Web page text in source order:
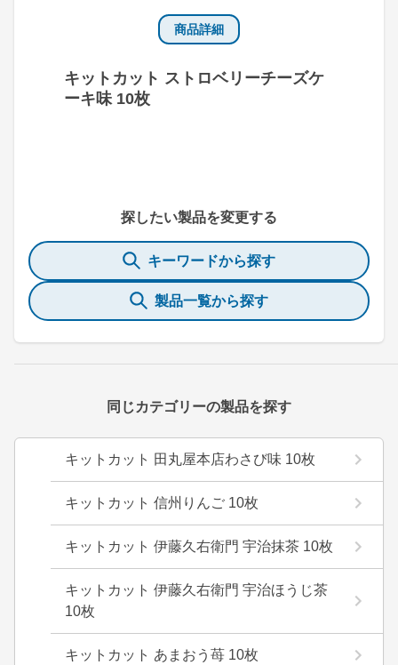
商品詳細
キットカット ストロベリーチーズケ
ーキ味 10枚
探したい製品を変更する
キーワードから探す
製品一覧から探す
同じカテゴリーの製品を探す
キットカット 田丸屋本店わさび味 10枚
キットカット 信州りんご 10枚
キットカット 伊藤久右衛門 宇治抹茶 10枚
キットカット 伊藤久右衛門 宇治ほうじ茶
10枚
キットカット あまおう苺 10枚